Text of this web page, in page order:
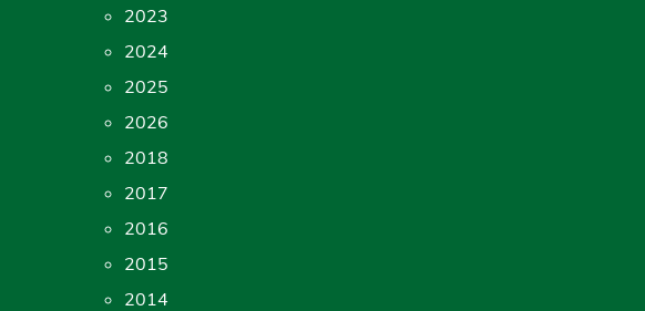
2023
2024
2025
2026
2018
2017
2016
2015
2014